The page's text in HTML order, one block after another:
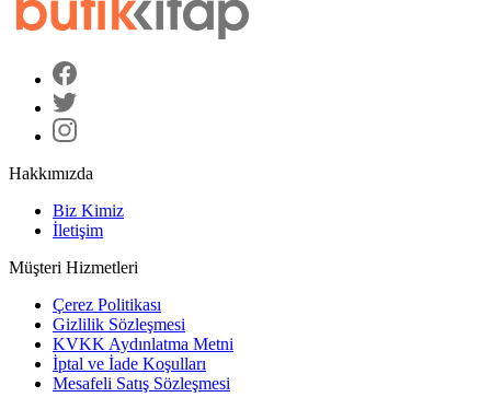
Hakkımızda
Biz Kimiz
İletişim
Müşteri Hizmetleri
Çerez Politikası
Gizlilik Sözleşmesi
KVKK Aydınlatma Metni
İptal ve İade Koşulları
Mesafeli Satış Sözleşmesi